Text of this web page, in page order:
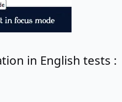
: Here is a list of links to theoretical examination in English tests